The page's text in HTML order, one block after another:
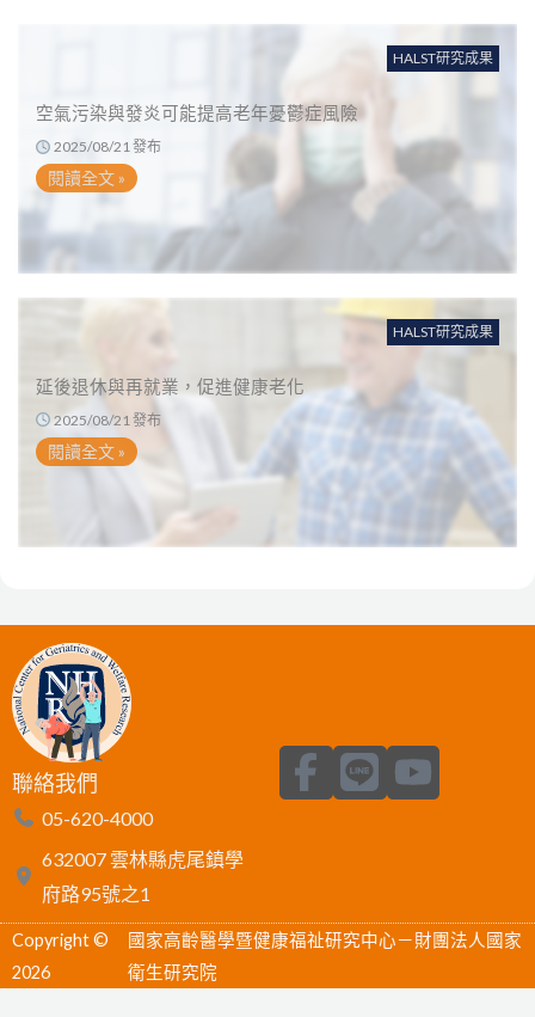
HALST研究成果
空氣污染與發炎可能提高老年憂鬱症風險
2025/08/21 發布
閱讀全文 »
HALST研究成果
延後退休與再就業，促進健康老化
2025/08/21 發布
閱讀全文 »
聯絡我們
05-620-4000
632007 雲林縣虎尾鎮學
府路95號之1
F
a
b
o
o
L
i
Y
o
u
b
e
Copyright ©
2026
國家高齡醫學暨健康福祉研究中心－財團法人國家
衛生研究院